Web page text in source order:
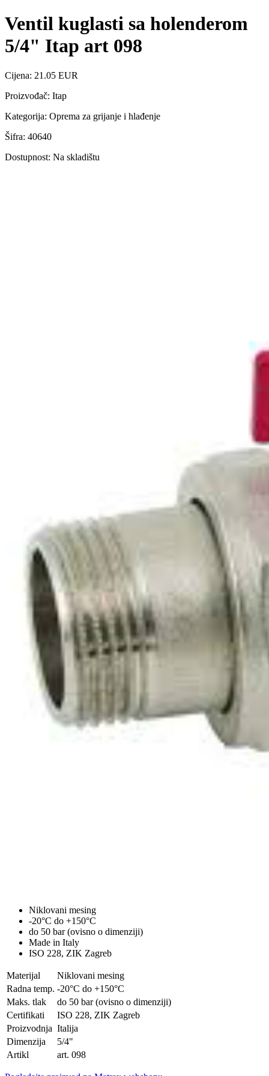
Ventil kuglasti sa holenderom
5/4" Itap art 098
Cijena: 21.05 EUR
Proizvođač: Itap
Kategorija: Oprema za grijanje i hlađenje
Šifra: 40640
Dostupnost: Na skladištu
Niklovani mesing
-20°C do +150°C
do 50 bar (ovisno o dimenziji)
Made in Italy
ISO 228, ZIK Zagreb
Materijal
Niklovani mesing
Radna temp. -20°C do +150°C
Maks. tlak
do 50 bar (ovisno o dimenziji)
Certifikati
ISO 228, ZIK Zagreb
Proizvodnja Italija
Dimenzija
5/4"
Artikl
art. 098